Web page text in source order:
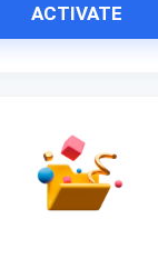
ACTIVATE